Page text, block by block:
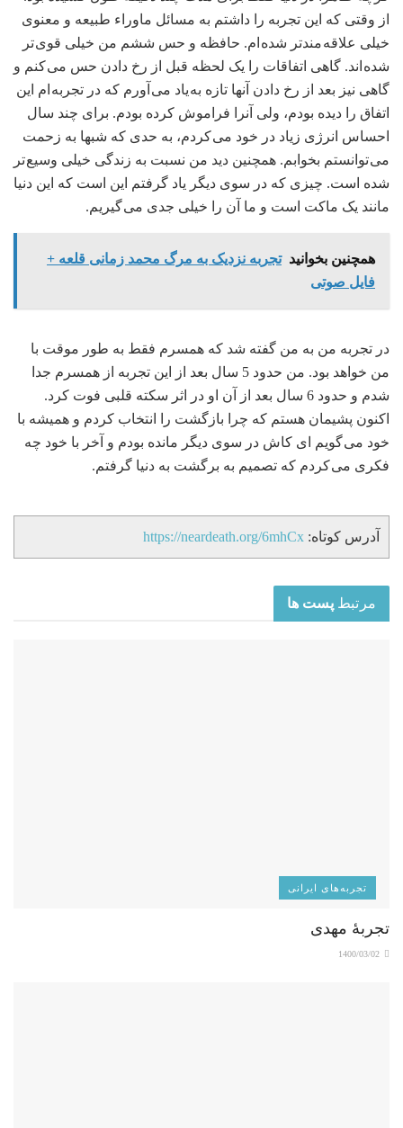
از وقتی که این تجربه را داشتم به مسائل ماوراء طبیعه و معنوی
خیلی علاقه مندتر شده ام. حافظه و حس ششم من خیلی قوی تر
شده اند. گاهی اتفاقات را یک لحظه قبل از رخ دادن حس می کنم و
گاهی نیز بعد از رخ دادن آنها تازه به یاد می آورم که در تجربه ام این
اتفاق را دیده بودم، ولی آنرا فراموش کرده بودم. برای چند سال
احساس انرژی زیاد در خود می کردم، به حدی که شبها به زحمت
می توانستم بخوابم. همچنین دید من نسبت به زندگی خیلی وسیع تر
شده است. چیزی که در سوی دیگر یاد گرفتم این است که این دنیا
مانند یک ماکت است و ما آن را خیلی جدی می گیریم.
همچنین بخوانید تجربه نزدیک به مرگ محمد زمانی قلعه +
فایل صوتی
در تجربه من به من گفته شد که همسرم فقط به طور موقت با
من خواهد بود. من حدود 5 سال بعد از این تجربه از همسرم جدا
شدم و حدود 6 سال بعد از آن او در اثر سکته قلبی فوت کرد.
اکنون پشیمان هستم که چرا بازگشت را انتخاب کردم و همیشه با
خود می گویم ای کاش در سوی دیگر مانده بودم و آخر با خود چه
فکری می کردم که تصمیم به برگشت به دنیا گرفتم.
آدرس کوتاه: https://neardeath.org/6mhCx
مرتبط پست ها
تجربه‌های ایرانی
تجربۀ مهدی